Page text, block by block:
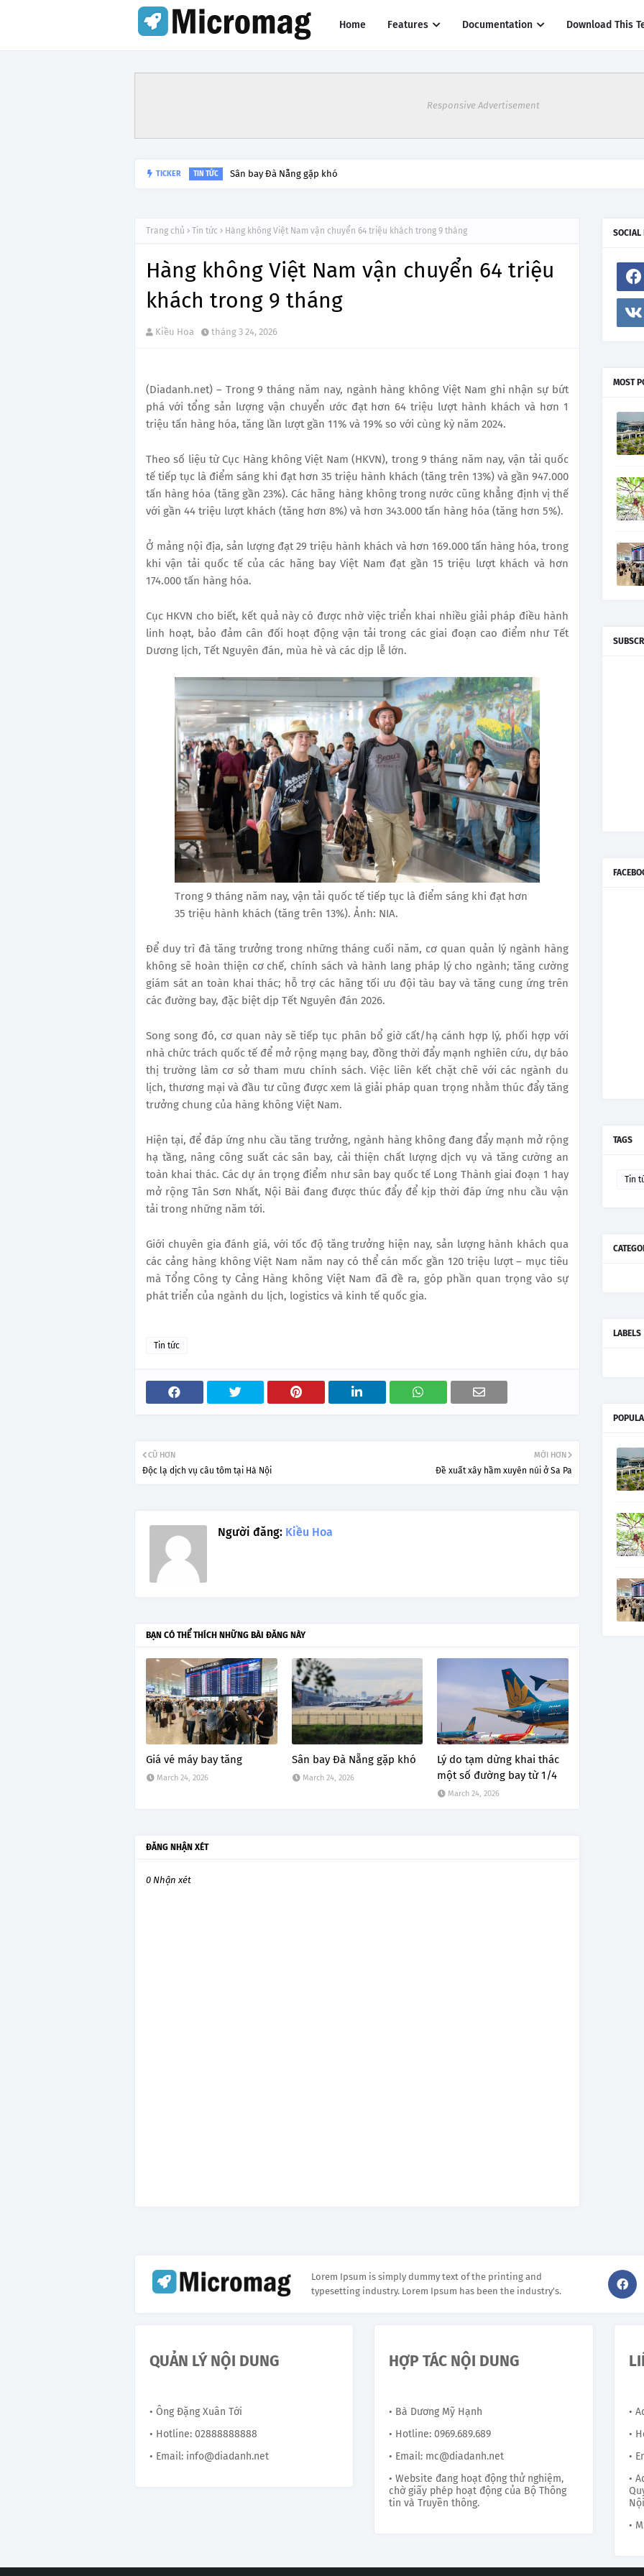
Home Features Documentation Download This
Responsive Advertisement
TICKER TIN TỨC Sân bay Đà Nẵng gặp khó
Trang chủ Tin tức Hàng không Việt Nam vận chuyển 64 triệu khách trong 9 tháng
Hàng không Việt Nam vận chuyển 64 triệu
khách trong 9 tháng
Kiều Hoa tháng 3 24, 2026
(Diadanh.net) – Trong 9 tháng năm nay, ngành hàng không Việt Nam ghi nhận sự bứt
phá với tổng sản lượng vận chuyển ước đạt hơn 64 triệu lượt hành khách và hơn 1
triệu tấn hàng hóa, tăng lần lượt gần 11% và 19% so với cùng kỳ năm 2024.
Theo số liệu từ Cục Hàng không Việt Nam (HKVN), trong 9 tháng năm nay, vận tải quốc
tế tiếp tục là điểm sáng khi đạt hơn 35 triệu hành khách (tăng trên 13%) và gần 947.000
tấn hàng hóa (tăng gần 23%). Các hãng hàng không trong nước cũng khẳng định vị thế
với gần 44 triệu lượt khách (tăng hơn 8%) và hơn 343.000 tấn hàng hóa (tăng hơn 5%).
Ở mảng nội địa, sản lượng đạt 29 triệu hành khách và hơn 169.000 tấn hàng hóa, trong
khi vận tải quốc tế của các hãng bay Việt Nam đạt gần 15 triệu lượt khách và hơn
174.000 tấn hàng hóa.
Cục HKVN cho biết, kết quả này có được nhờ việc triển khai nhiều giải pháp điều hành
linh hoạt, bảo đảm cân đối hoạt động vận tải trong các giai đoạn cao điểm như Tết
Dương lịch, Tết Nguyên đán, mùa hè và các dịp lễ lớn.
Trong 9 tháng năm nay, vận tải quốc tế tiếp tục là điểm sáng khi đạt hơn
35 triệu hành khách (tăng trên 13%). Ảnh: NIA.
Để duy trì đà tăng trưởng trong những tháng cuối năm, cơ quan quản lý ngành hàng
không sẽ hoàn thiện cơ chế, chính sách và hành lang pháp lý cho ngành; tăng cường
giám sát an toàn khai thác; hỗ trợ các hãng tối ưu đội tàu bay và tăng cung ứng trên
các đường bay, đặc biệt dịp Tết Nguyên đán 2026.
Song song đó, cơ quan này sẽ tiếp tục phân bổ giờ cất/hạ cánh hợp lý, phối hợp với
nhà chức trách quốc tế để mở rộng mạng bay, đồng thời đẩy mạnh nghiên cứu, dự báo
thị trường làm cơ sở tham mưu chính sách. Việc liên kết chặt chẽ với các ngành du
lịch, thương mại và đầu tư cũng được xem là giải pháp quan trọng nhằm thúc đẩy tăng
trưởng chung của hàng không Việt Nam.
Hiện tại, để đáp ứng nhu cầu tăng trưởng, ngành hàng không đang đẩy mạnh mở rộng
hạ tầng, nâng công suất các sân bay, cải thiện chất lượng dịch vụ và tăng cường an
toàn khai thác. Các dự án trọng điểm như sân bay quốc tế Long Thành giai đoạn 1 hay
mở rộng Tân Sơn Nhất, Nội Bài đang được thúc đẩy để kịp thời đáp ứng nhu cầu vận
tải trong những năm tới.
Giới chuyên gia đánh giá, với tốc độ tăng trưởng hiện nay, sản lượng hành khách qua
các cảng hàng không Việt Nam năm nay có thể cán mốc gần 120 triệu lượt – mục tiêu
mà Tổng Công ty Cảng Hàng không Việt Nam đã đề ra, góp phần quan trọng vào sự
phát triển của ngành du lịch, logistics và kinh tế quốc gia.
Tin tức
MỚI HƠN
Đề xuất xây hầm xuyên núi ở Sa Pa
CŨ HƠN
Độc lạ dịch vụ câu tôm tại Hà Nội
Người đăng: Kiều Hoa
BẠN CÓ THỂ THÍCH NHỮNG BÀI ĐĂNG NÀY
Giá vé máy bay tăng
March 24, 2026
Sân bay Đà Nẵng gặp khó
March 24, 2026
Lý do tạm dừng khai thác
một số đường bay từ 1/4
March 24, 2026
ĐĂNG NHẬN XÉT
0 Nhận xét
SOCIAL
MOST
TAGS
Tin
LABELS
Lorem Ipsum is simply dummy text of the printing and
typesetting industry. Lorem Ipsum has been the industry's.
QUẢN LÝ NỘI DUNG
• Ông Đặng Xuân Tới
• Hotline: 02888888888
• Email: info@diadanh.net
HỢP TÁC NỘI DUNG
• Bà Dương Mỹ Hạnh
• Hotline: 0969.689.689
• Email: mc@diadanh.net
• Website đang hoạt động thử nghiệm,
chờ giấy phép hoạt động của Bộ Thông
tin và Truyền thông.
•
•
•
•
•